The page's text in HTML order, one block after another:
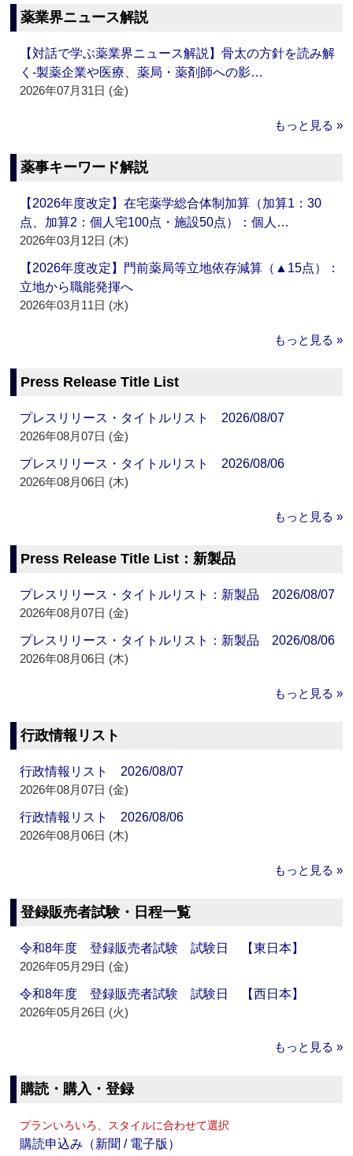
薬業界ニュース解説
【対話で学ぶ薬業界ニュース解説】骨太の方針を読み解
く‐製薬企業や医療、薬局・薬剤師への影…
2026年07月31日 (金)
もっと見る »
薬事キーワード解説
【2026年度改定】在宅薬学総合体制加算（加算1：30
点、加算2：個人宅100点・施設50点）：個人…
2026年03月12日 (木)
【2026年度改定】門前薬局等立地依存減算（▲15点）：
立地から職能発揮へ
2026年03月11日 (水)
もっと見る »
Press Release Title List
プレスリリース・タイトルリスト 2026/08/07
2026年08月07日 (金)
プレスリリース・タイトルリスト 2026/08/06
2026年08月06日 (木)
もっと見る »
Press Release Title List：新製品
プレスリリース・タイトルリスト：新製品 2026/08/07
2026年08月07日 (金)
プレスリリース・タイトルリスト：新製品 2026/08/06
2026年08月06日 (木)
もっと見る »
行政情報リスト
行政情報リスト 2026/08/07
2026年08月07日 (金)
行政情報リスト 2026/08/06
2026年08月06日 (木)
もっと見る »
登録販売者試験・日程一覧
令和8年度 登録販売者試験 試験日 【東日本】
2026年05月29日 (金)
令和8年度 登録販売者試験 試験日 【西日本】
2026年05月26日 (火)
もっと見る »
購読・購入・登録
プランいろいろ、スタイルに合わせて選択
購読申込み（新聞 / 電子版）